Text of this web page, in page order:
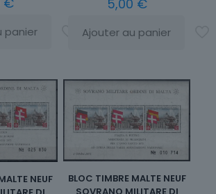
panier
5,00 €
Ajouter au panier
NEUF
BLOC TIMBRE MALTE NEUF
SOVRANO MILITARE DI